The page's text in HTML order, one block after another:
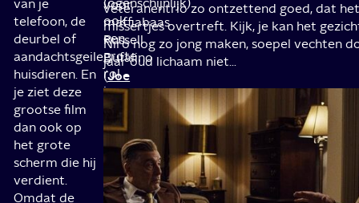
van je
telefoon, de
deurbel of
aandachtsgeile
huisdieren. En
je ziet deze
grootse film
dan ook op
het grote
scherm die hij
verdient.
Omdat de
voor
maffiabaas
Russell
Bufalino
(Joe
Pesci
en
de
corrupte
vakbondsleider
Jimmy
ook
een
grote
rol
in
de
moord
op
president
Kennedy
onder
veteranentrio zo ontzettend goed, dat
missertjes overtreft. Kijk, je kan het
Niro nog zo jong maken, soepel vechten
jaar oud lichaam niet…